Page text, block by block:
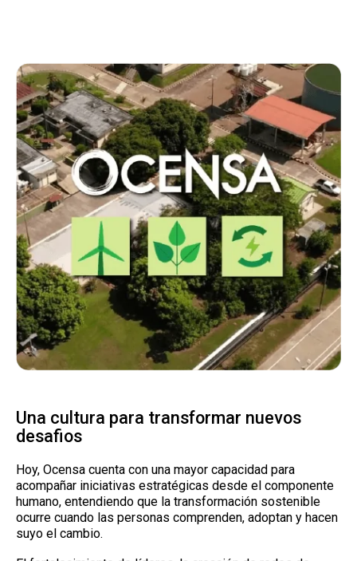
Una cultura para transformar nuevos
desafios
Hoy, Ocensa cuenta con una mayor capacidad para
acompañar iniciativas estratégicas desde el componente
humano, entendiendo que la transformación sostenible
ocurre cuando las personas comprenden, adoptan y hacen
suyo el cambio.